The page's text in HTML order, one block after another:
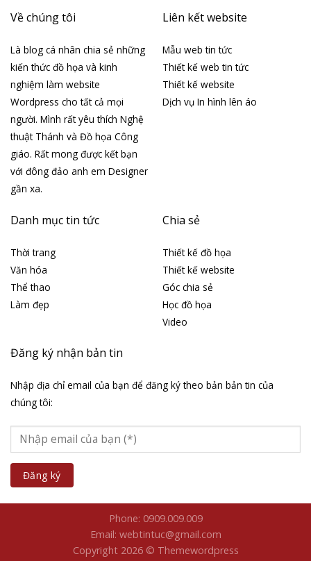
Về chúng tôi
Là blog cá nhân chia sẻ những
kiến thức đồ họa và kinh
nghiệm làm website
Wordpress cho tất cả mọi
người. Mình rất yêu thích Nghệ
thuật Thánh và Đồ họa Công
giáo. Rất mong được kết bạn
với đông đảo anh em Designer
gần xa.
Liên kết website
Mẫu web tin tức
Thiết kế web tin tức
Thiết kế website
Dịch vụ In hình lên áo
Danh mục tin tức
Thời trang
Văn hóa
Thể thao
Làm đẹp
Chia sẻ
Thiết kế đồ họa
Thiết kế website
Góc chia sẻ
Học đồ họa
Video
Đăng ký nhận bản tin
Nhập địa chỉ email của bạn để đăng ký theo bản bản tin của
chúng tôi:
Phone: 0909.009.009
Email: webtintuc@gmail.com
Copyright 2026 © Themewordpress